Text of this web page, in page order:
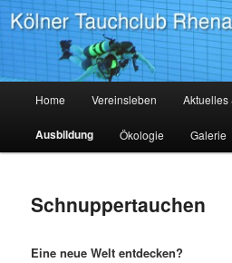
Zum
primären
Kölner Tauchclub
Tauchverein Köln, Tauchausbildung
Home Vereinsleben Aktuelles
Ausbildung Ökologie Galerie
Schnuppertauchen
Eine neue Welt entdecken?